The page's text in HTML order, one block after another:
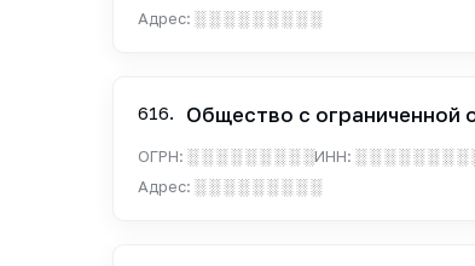
Адрес:░ ░ ░ ░ ░ ░ ░ ░ ░
616. Общество с ограниченной
ОГРН:░ ░ ░ ░ ░ ░ ░ ░ ░ИНН:░ ░ ░ ░ ░ ░ ░ ░
Адрес:░ ░ ░ ░ ░ ░ ░ ░ ░